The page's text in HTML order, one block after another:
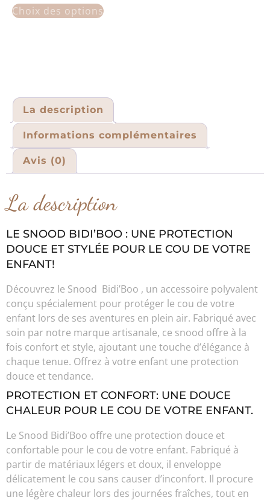
Choix des options
La description
Informations complémentaires
Avis (0)
La description
LE SNOOD BIDI’BOO : UNE PROTECTION
DOUCE ET STYLÉE POUR LE COU DE VOTRE
ENFANT!
Découvrez le Snood Bidi’Boo , un accessoire polyvalent
conçu spécialement pour protéger le cou de votre
enfant lors de ses aventures en plein air. Fabriqué avec
soin par notre marque artisanale, ce snood offre à la
fois confort et style, ajoutant une touche d’élégance à
chaque tenue. Offrez à votre enfant une protection
douce et tendance.
PROTECTION ET CONFORT: UNE DOUCE
CHALEUR POUR LE COU DE VOTRE ENFANT.
Le Snood Bidi’Boo offre une protection douce et
confortable pour le cou de votre enfant. Fabriqué à
partir de matériaux légers et doux, il enveloppe
délicatement le cou sans causer d’inconfort. Il procure
une légère chaleur lors des journées fraîches, tout en